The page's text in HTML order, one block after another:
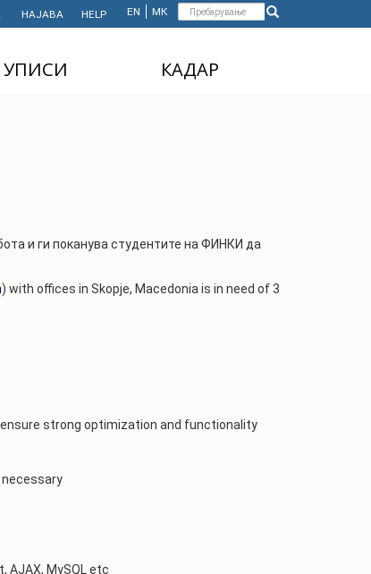
Форма
пребарување
Пребарување
EN МК
НАЈАВА HELP
УПИСИ
STUDIES
КАДАР
и ги поканува студентите на ФИНКИ да
) with offices in Skopje, Macedonia is in need of 3
strong optimization and functionality
AJAX, MySQL etc